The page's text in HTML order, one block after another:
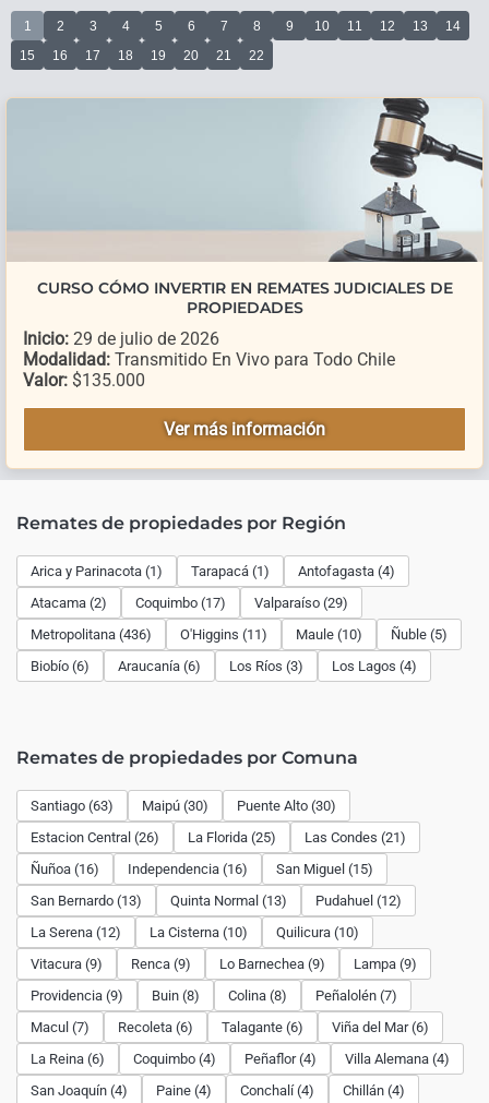
1 2 3 4 5 6 7 8 9 10 11 12 13
14
15
16 17 18 19 20 21 22
CURSO CÓMO INVERTIR EN REMATES JUDICIALES DE
PROPIEDADES
Inicio: 29 de julio de 2026
Modalidad: Transmitido En Vivo para Todo Chile
Valor: $135.000
Ver más información
Remates de propiedades por Región
Arica y Parinacota (1) Tarapacá (1)
Antofagasta (4)
Atacama (2)
Coquimbo (17)
Valparaíso (29)
Metropolitana (436)
O'Higgins (11) Maule (10)
Ñuble (5)
Biobío (6)
Araucanía (6) Los Ríos (3) Los Lagos (4)
Remates de propiedades por Comuna
Santiago (63) Maipú (30)
Puente Alto (30)
Estacion Central (26)
La Florida (25)
Las Condes (21)
Ñuñoa (16)
Independencia (16)
San Miguel (15)
San Bernardo (13)
Quinta Normal (13)
Pudahuel (12)
La Serena (12)
La Cisterna (10)
Quilicura (10)
Vitacura (9)
Renca (9) Lo Barnechea (9)
Lampa (9)
Providencia (9)
Buin (8) Colina (8)
Peñalolén (7)
Macul (7)
Recoleta (6) Talagante (6)
Viña del Mar (6)
La Reina (6)
Coquimbo (4) Peñaflor (4)
Villa Alemana (4)
San Joaquín (4)
Paine (4) Conchalí (4)
Chillán (4)